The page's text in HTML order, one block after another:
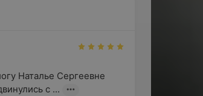
Наталье Сергеевне
с ...